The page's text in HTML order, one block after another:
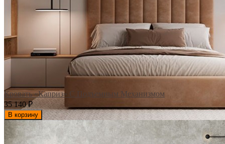
Кровать «Каприз» С Подъемным Механизмом
35 140₽
В корзину